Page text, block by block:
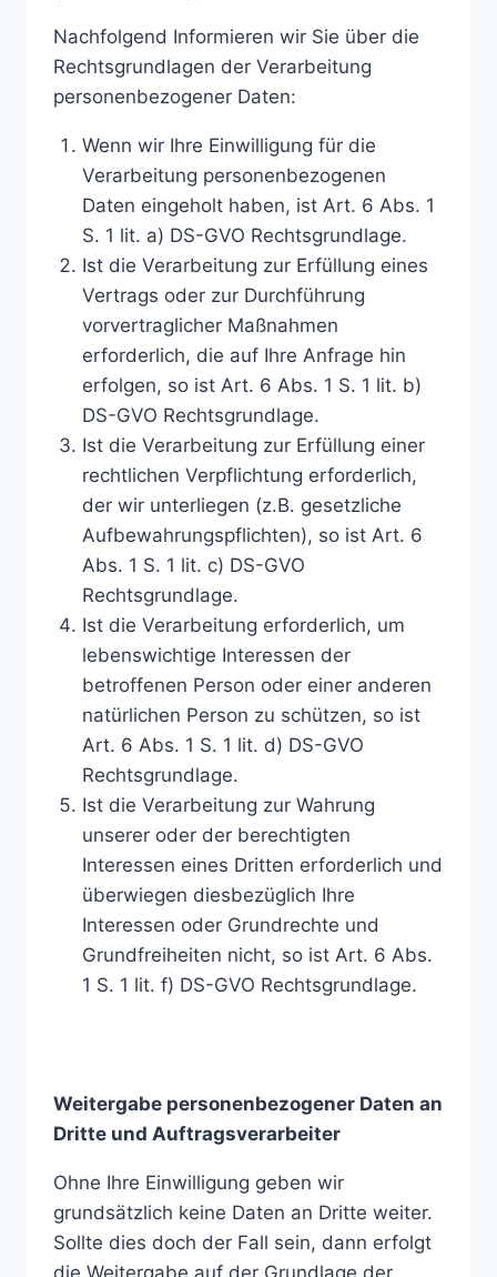
Nachfolgend Informieren wir Sie über die
Rechtsgrundlagen der Verarbeitung
personenbezogener Daten:
Wenn wir Ihre Einwilligung für die
Verarbeitung personenbezogenen
Daten eingeholt haben, ist Art. 6 Abs. 1
S. 1 lit. a) DS-GVO Rechtsgrundlage.
Ist die Verarbeitung zur Erfüllung eines
Vertrags oder zur Durchführung
vorvertraglicher Maßnahmen
erforderlich, die auf Ihre Anfrage hin
erfolgen, so ist Art. 6 Abs. 1 S. 1 lit. b)
DS-GVO Rechtsgrundlage.
Ist die Verarbeitung zur Erfüllung einer
rechtlichen Verpflichtung erforderlich,
der wir unterliegen (z.B. gesetzliche
Aufbewahrungspflichten), so ist Art. 6
Abs. 1 S. 1 lit. c) DS-GVO
Rechtsgrundlage.
Ist die Verarbeitung erforderlich, um
lebenswichtige Interessen der
betroffenen Person oder einer anderen
natürlichen Person zu schützen, so ist
Art. 6 Abs. 1 S. 1 lit. d) DS-GVO
Rechtsgrundlage.
Ist die Verarbeitung zur Wahrung
unserer oder der berechtigten
Interessen eines Dritten erforderlich und
überwiegen diesbezüglich Ihre
Interessen oder Grundrechte und
Grundfreiheiten nicht, so ist Art. 6 Abs.
1 S. 1 lit. f) DS-GVO Rechtsgrundlage.
Weitergabe personenbezogener Daten an
Dritte und Auftragsverarbeiter
Ohne Ihre Einwilligung geben wir
grundsätzlich keine Daten an Dritte weiter.
Sollte dies doch der Fall sein, dann erfolgt
die Weitergabe auf der Grundlage der